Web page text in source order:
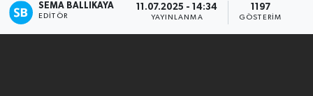
SEMA BALLIKAYA
EDITÖR
11.07.2025 - 14:34
YAYINLANMA
1197
GÖSTERIM
Sağlık